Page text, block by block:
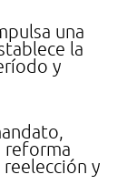
una
la
y
reforma
y